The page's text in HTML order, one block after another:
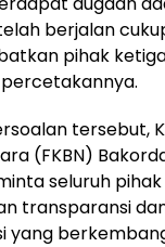
berjalan
pihak
tersebut,
(FKBN)
seluruh
transparansi
yang